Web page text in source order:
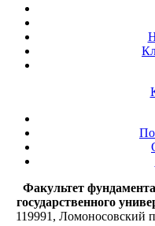
Факультет
государственного
119991, Ломоносовский